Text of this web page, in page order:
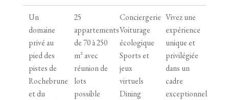
Un
domaine
privé au
pied des
pistes de
Rochebrune
et du
25
appartements
de 70 à 250
m² avec
réunion de
lots
possible
Conciergerie
Voiturage
écologique
Sports et
jeux
virtuels
Dining
Vivez une
expérience
unique et
privilégiée
dans un
cadre
exceptionnel